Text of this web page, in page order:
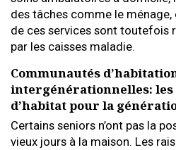
des tâches comme le
de ces services sont toutefois
par les caisses maladie.
Communautés
intergénérationnelles:
d’habitat pour la
Certains seniors n’ont pas la
vieux jours à la maison. Les